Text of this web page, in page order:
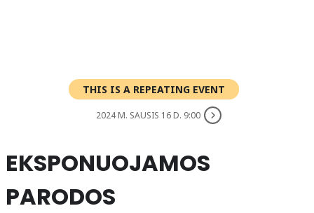
THIS IS A REPEATING EVENT
2024 M. SAUSIS 16 D. 9:00
EKSPONUOJAMOS
PARODOS